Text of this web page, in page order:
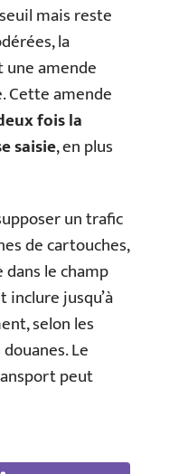
mais reste
la
une amende
Cette amende
fois la
saisie, en plus
un trafic
de cartouches,
le champ
inclure jusqu’à
selon les
Le
peut